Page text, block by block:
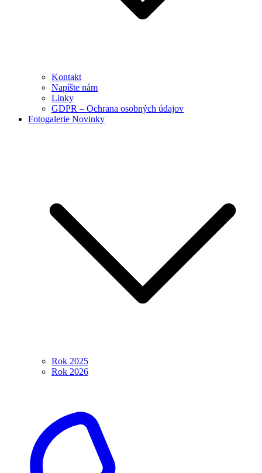
Kontakt
Napíšte nám
Linky
GDPR – Ochrana osobných údajov
Fotogalerie Novinky
Rok 2025
Rok 2026